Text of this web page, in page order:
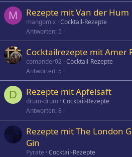
M Rezepte mit Van der Hum
mangomix Cocktail-Rezepte
Antworten 5
Cocktailrezepte mit Amer
comander02 Cocktail-Rezepte
Antworten 5
D Rezepte mit Apfelsaft
drum-drum Cocktail-Rezepte
Antworten 8
Rezepte mit The London
Gin
Pyrate Cocktail-Rezepte